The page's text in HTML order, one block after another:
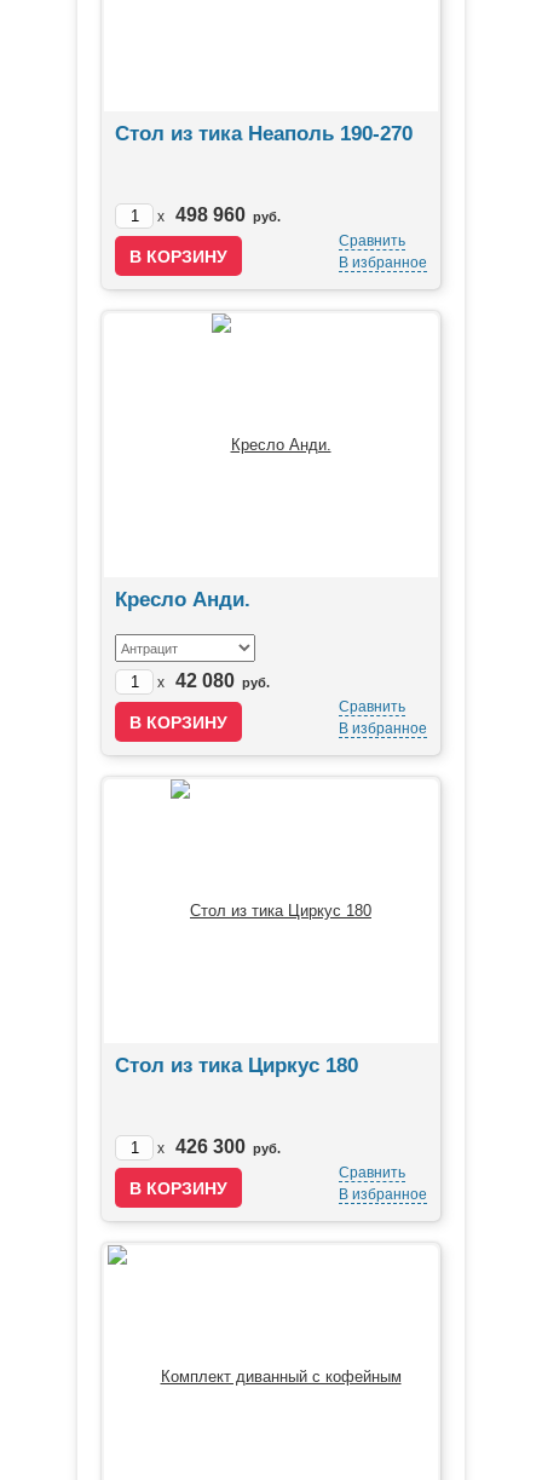
Стол из тика Неаполь 190-270
x 498 960 руб.
Сравнить
В избранное
Кресло Анди.
x 42 080 руб.
Сравнить
В избранное
Стол из тика Циркус 180
x 426 300 руб.
Сравнить
В избранное